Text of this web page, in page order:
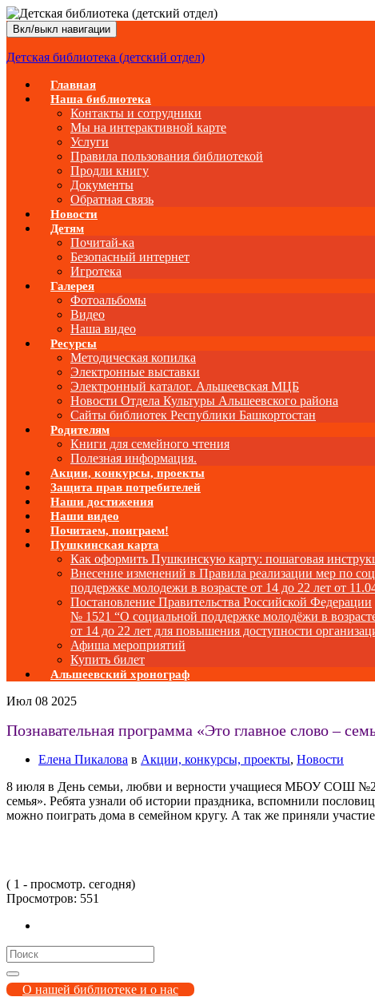
Вкл/выкл навигации
Детская библиотека (детский отдел)
Главная
Наша библиотека
Контакты и сотрудники
Мы на интерактивной карте
Услуги
Правила пользования библиотекой
Продли книгу
Документы
Обратная связь
Новости
Детям
Почитай-ка
Безопасный интернет
Игротека
Галерея
Фотоальбомы
Видео
Наша видео
Ресурсы
Методическая копилка
Электронные выставки
Электронный каталог. Альшеевская МЦБ
Новости Отдела Культуры Альшеевского района
Сайты библиотек Республики Башкортостан
Родителям
Книги для семейного чтения
Полезная информация.
Акции, конкурсы, проекты
Защита прав потребителей
Наши достижения
Наши видео
Почитаем, поиграем!
Пушкинская карта
Как оформить Пушкинскую карту: пошаговая
Внесение изменений в Правила реализации мер по
поддержке молодежи в возрасте от 14 до 22 лет от
Постановление Правительства Российской Федерации
№ 1521 “О социальной поддержке молодёжи в
от 14 до 22 лет для повышения доступности
Афиша мероприятий
Купить билет
Альшеевский хронограф
Июл 08 2025
Познавательная программа «Это главное слово –
Елена Пикалова в Акции, конкурсы, проекты, Новости
8 июля в День семьи, любви и верности учащиеся МБОУ СОШ №2
семья». Ребята узнали об истории праздника, вспомнили
можно поиграть дома в семейном кругу. А так же приняли
( 1 - просмотр. сегодня)
Просмотров: 551
Search
for:
О нашей библиотеке и о нас